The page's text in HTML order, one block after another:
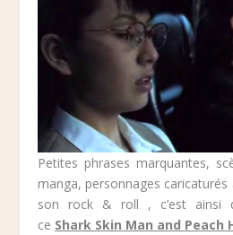
Petites phrases marquantes,
manga, personnages caricaturés
son rock & roll , c’est ainsi
ce Shark Skin Man and Peach